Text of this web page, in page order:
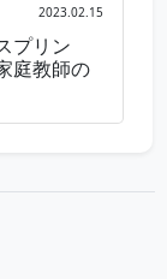
2023.02.15
プリン
庭教師の